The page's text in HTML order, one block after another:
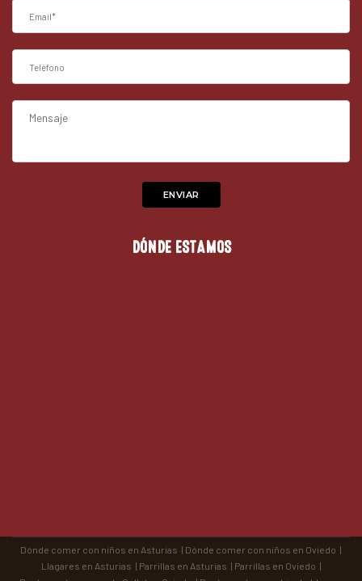
DÓNDE ESTAMOS
Dónde comer con niños en Asturias | Dónde comer con niños en Oviedo |
Llagares en Asturias | Parrillas en Asturias | Parrillas en Oviedo |